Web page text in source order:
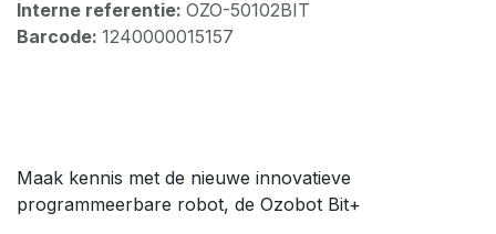
Interne referentie: OZO-50102BIT
Barcode: 1240000015157
Maak kennis met de nieuwe innovatieve
programmeerbare robot, de Ozobot Bit+